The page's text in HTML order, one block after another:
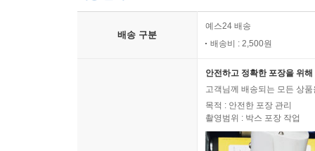
배송 구분
예스24 배송
배송비 : 2,500원
안전하고 정확한 포장을 위
고객님께 배송되는 모든 상
목적 : 안전한 포장 관리
촬영범위 : 박스 포장 작업